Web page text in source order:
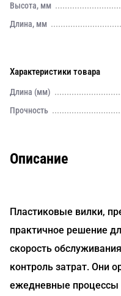
Высота, мм
Длина, мм
Характеристики товара
Длина (мм)
Прочность
Описание
Пластиковые вилки,
практичное решение
скорость
контроль затрат. Они
ежедневные процессы